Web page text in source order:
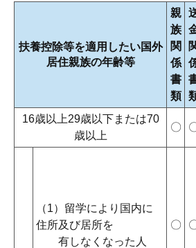
扶養控除等を適用したい国外
居住親族の年齢等
親
族
関
係
書
類
16歳以上29歳以下または70
歳以上
〇
（1）留学により国内に
住所及び居所を
有しなくなった人
〇